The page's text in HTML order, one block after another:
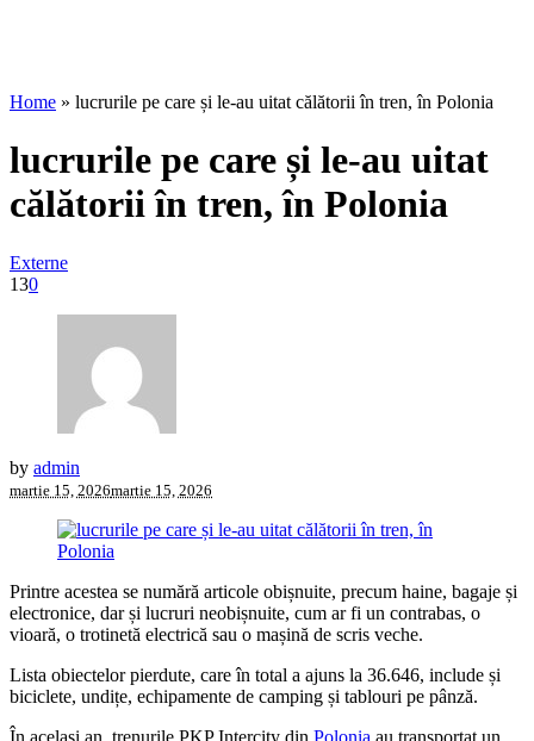
Home » lucrurile pe care și le-au uitat călătorii în tren, în Polonia
lucrurile pe care și le-au uitat
călătorii în tren, în Polonia
Externe
130
by admin
martie 15, 2026martie 15, 2026
Printre acestea se numără articole obișnuite, precum haine, bagaje și
electronice, dar și lucruri neobișnuite, cum ar fi un contrabas, o
vioară, o trotinetă electrică sau o mașină de scris veche.
Lista obiectelor pierdute, care în total a ajuns la 36.646, include și
biciclete, undițe, echipamente de camping și tablouri pe pânză.
În același an, trenurile PKP Intercity din Polonia au transportat un